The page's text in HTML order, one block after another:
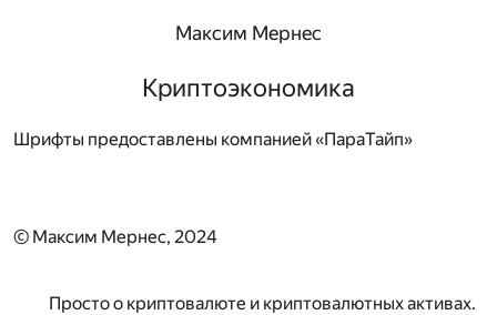
Максим Мернес
Криптоэкономика
Шрифты предоставлены компанией «ПараТайп»
© Максим Мернес, 2024
Просто о криптовалюте и криптовалютных активах.